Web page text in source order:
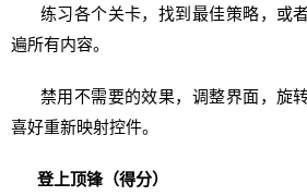
练习各个关卡，找到最佳策略，或
遍所有内容。
禁用不需要的效果，调整界面，旋
喜好重新映射控件。
登上顶锋（得分）